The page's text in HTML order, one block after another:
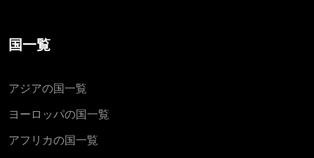
国一覧
アジアの国一覧
ヨーロッパの国一覧
アフリカの国一覧